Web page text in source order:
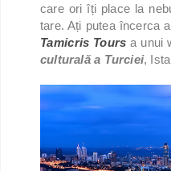
care ori îți place la
tare. Ați putea încerca
Tamicris Tours a unui
culturală a Turciei,